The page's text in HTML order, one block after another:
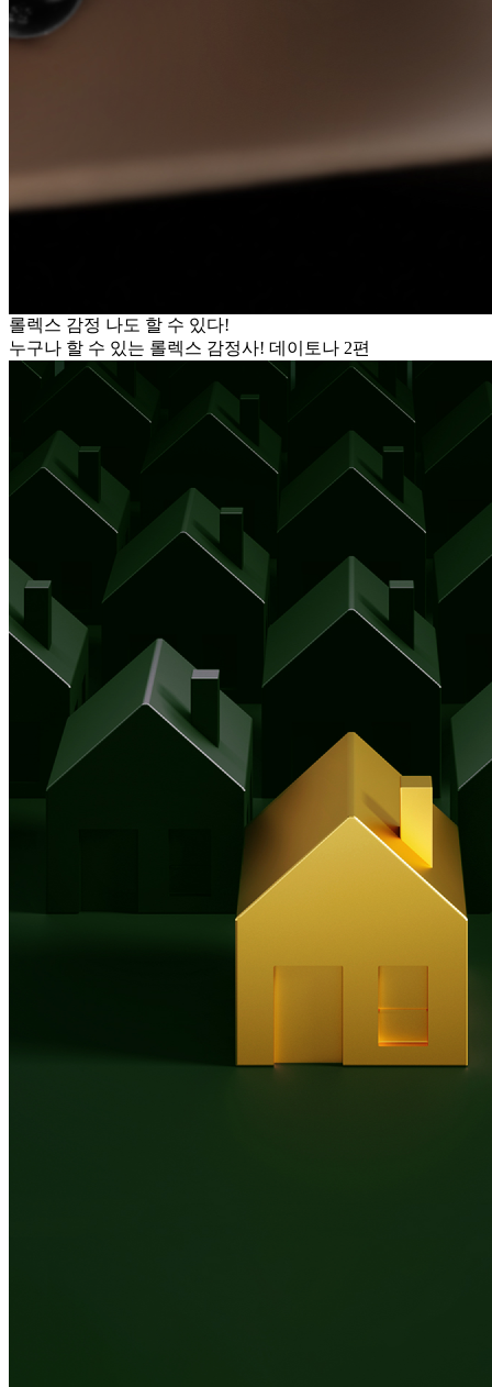
롤렉스 감정 나도 할 수 있다!
누구나 할 수 있는 롤렉스 감정사! 데이토나 2편